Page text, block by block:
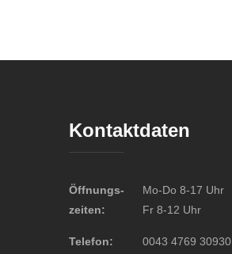
Kontaktdaten
Öffnungs-
zeiten:
Mo-Do 8-17 Uhr
Fr 8-12 Uhr
Telefon: 0043 4769 30930